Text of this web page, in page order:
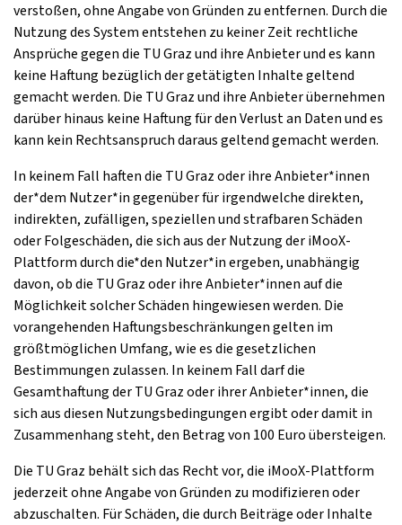
verstoßen, ohne Angabe von Gründen zu entfernen. Durch die
Nutzung des System entstehen zu keiner Zeit rechtliche
Ansprüche gegen die TU Graz und ihre Anbieter und es kann
keine Haftung bezüglich der getätigten Inhalte geltend
gemacht werden. Die TU Graz und ihre Anbieter übernehmen
darüber hinaus keine Haftung für den Verlust an Daten und es
kann kein Rechtsanspruch daraus geltend gemacht werden.
In keinem Fall haften die TU Graz oder ihre Anbieter*innen
der*dem Nutzer*in gegenüber für irgendwelche direkten,
indirekten, zufälligen, speziellen und strafbaren Schäden
oder Folgeschäden, die sich aus der Nutzung der iMooX-
Plattform durch die*den Nutzer*in ergeben, unabhängig
davon, ob die TU Graz oder ihre Anbieter*innen auf die
Möglichkeit solcher Schäden hingewiesen werden. Die
vorangehenden Haftungsbeschränkungen gelten im
größtmöglichen Umfang, wie es die gesetzlichen
Bestimmungen zulassen. In keinem Fall darf die
Gesamthaftung der TU Graz oder ihrer Anbieter*innen, die
sich aus diesen Nutzungsbedingungen ergibt oder damit in
Zusammenhang steht, den Betrag von 100 Euro übersteigen.
Die TU Graz behält sich das Recht vor, die iMooX-Plattform
jederzeit ohne Angabe von Gründen zu modifizieren oder
abzuschalten. Für Schäden, die durch Beiträge oder Inhalte